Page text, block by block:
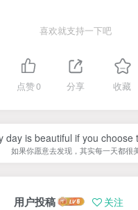
喜欢就支持一下吧
点赞0 分享 收藏
day is beautiful if you choose
如果你愿意去发现，其实每一天都很
用户投稿 关注